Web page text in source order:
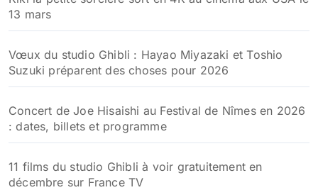
13 mars
Vœux du studio Ghibli : Hayao Miyazaki et Toshio
Suzuki préparent des choses pour 2026
Concert de Joe Hisaishi au Festival de Nîmes en 2026
: dates, billets et programme
11 films du studio Ghibli à voir gratuitement en
décembre sur France TV